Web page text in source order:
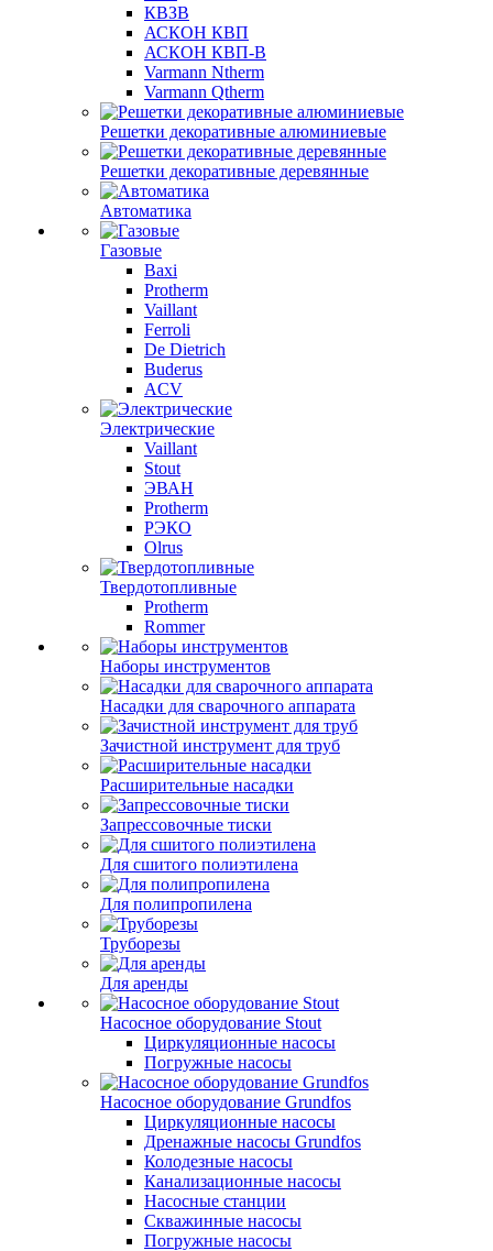
КВЗВ
АСКОН КВП
АСКОН КВП-В
Varmann Ntherm
Varmann Qtherm
Решетки декоративные алюминиевые
Решетки декоративные деревянные
Автоматика
Газовые
Baxi
Protherm
Vaillant
Ferroli
De Dietrich
Buderus
ACV
Электрические
Vaillant
Stout
ЭВАН
Protherm
РЭКО
Olrus
Твердотопливные
Protherm
Rommer
Наборы инструментов
Насадки для сварочного аппарата
Зачистной инструмент для труб
Расширительные насадки
Запрессовочные тиски
Для сшитого полиэтилена
Для полипропилена
Труборезы
Для аренды
Насосное оборудование Stout
Циркуляционные насосы
Погружные насосы
Насосное оборудование Grundfos
Циркуляционные насосы
Дренажные насосы Grundfos
Колодезные насосы
Канализационные насосы
Насосные станции
Скважинные насосы
Погружные насосы